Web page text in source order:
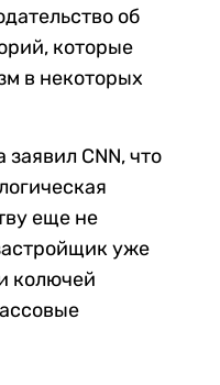
об
которые
в некоторых
CNN, что
еще не
уже
колючей